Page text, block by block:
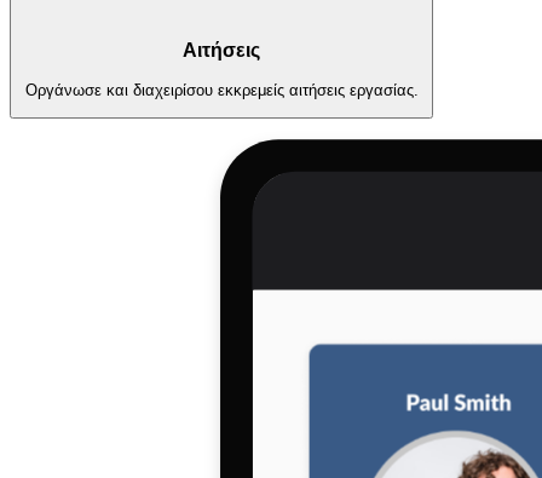
Αιτήσεις
Οργάνωσε και διαχειρίσου εκκρεμείς αιτήσεις εργασίας.